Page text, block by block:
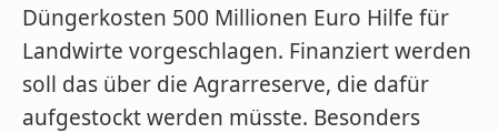
Düngerkosten 500 Millionen Euro Hilfe für
Landwirte vorgeschlagen. Finanziert werden
soll das über die Agrarreserve, die dafür
aufgestockt werden müsste. Besonders